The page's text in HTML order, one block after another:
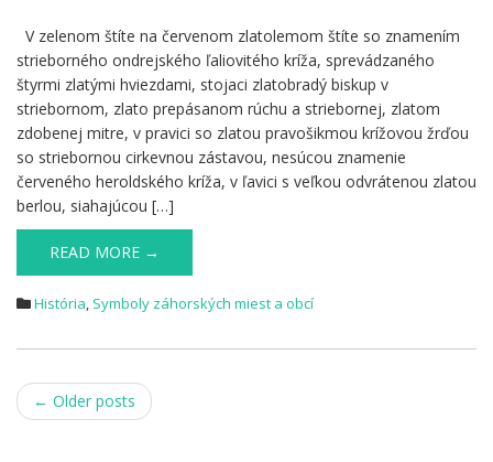
V zelenom štíte na červenom zlatolemom štíte so znamením
strieborného ondrejského ľaliovitého kríža, sprevádzaného
štyrmi zlatými hviezdami, stojaci zlatobradý biskup v
striebornom, zlato prepásanom rúchu a striebornej, zlatom
zdobenej mitre, v pravici so zlatou pravošikmou krížovou žrďou
so striebornou cirkevnou zástavou, nesúcou znamenie
červeného heroldského kríža, v ľavici s veľkou odvrátenou zlatou
berlou, siahajúcou […]
READ MORE →
História, Symboly záhorských miest a obcí
Post
← Older posts